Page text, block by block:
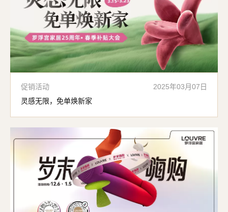
促销活动
2025年03月07日
灵感无限，免单焕新家